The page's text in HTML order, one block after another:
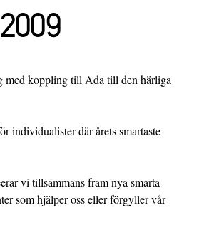
koppling till Ada till den härliga
individualister där årets smartaste
vi tillsammans fram nya smarta
som hjälper oss eller förgyller vår